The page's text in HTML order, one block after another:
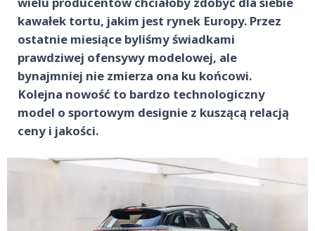
kawałek tortu, jakim jest rynek Europy. Przez
ostatnie miesiące byliśmy świadkami
prawdziwej ofensywy modelowej, ale
bynajmniej nie zmierza ona ku końcowi.
Kolejna nowość to bardzo technologiczny
model o sportowym designie z kuszącą relacją
ceny i jakości.